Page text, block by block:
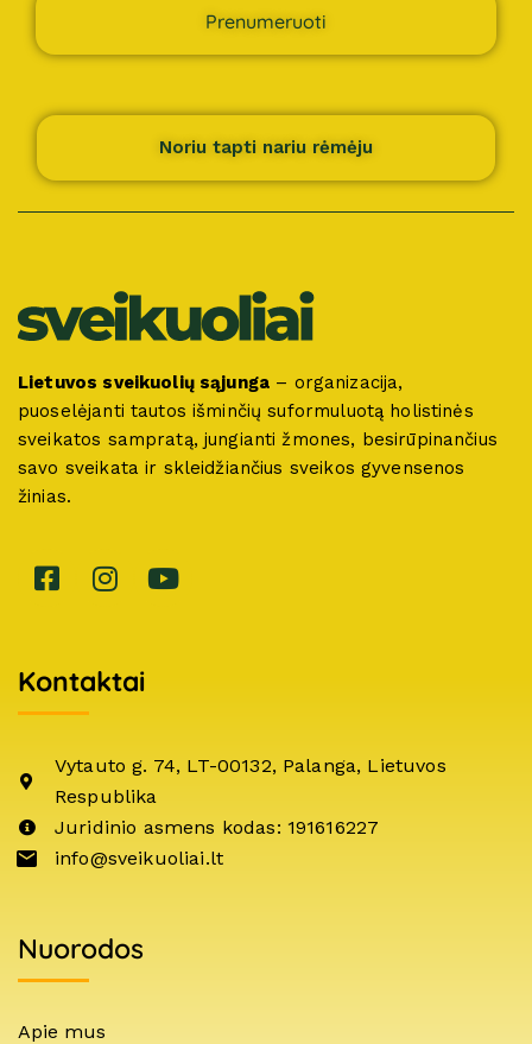
Prenumeruoti
Noriu tapti nariu rėmėju
Lietuvos sveikuolių sąjunga – organizacija,
puoselėjanti tautos išminčių suformuluotą holistinės
sveikatos sampratą, jungianti žmones, besirūpinančius
savo sveikata ir skleidžiančius sveikos gyvensenos
žinias.
Kontaktai
Vytauto g. 74, LT-00132, Palanga, Lietuvos
Respublika
Juridinio asmens kodas: 191616227
info@sveikuoliai.lt
Nuorodos
Apie mus